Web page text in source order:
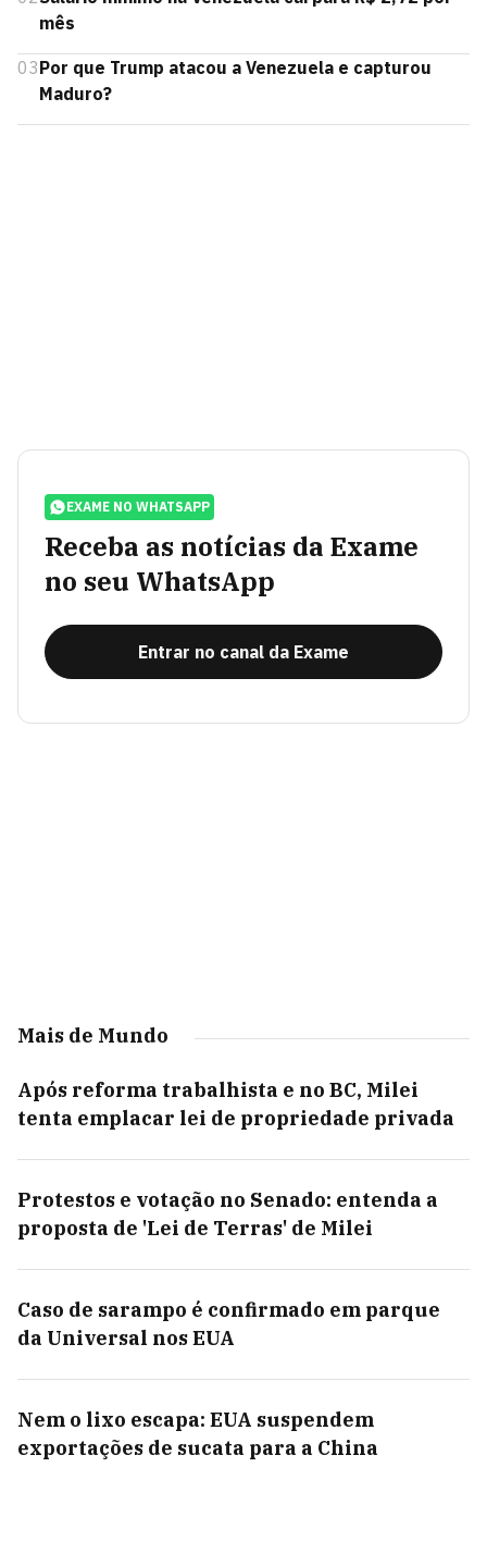
mês
03Por que Trump atacou a Venezuela e capturou
Maduro?
EXAME NO WHATSAPP
Receba as notícias da Exame
no seu WhatsApp
Entrar no canal da Exame
Mais de Mundo
Após reforma trabalhista e no BC, Milei
tenta emplacar lei de propriedade privada
Protestos e votação no Senado: entenda a
proposta de 'Lei de Terras' de Milei
Caso de sarampo é confirmado em parque
da Universal nos EUA
Nem o lixo escapa: EUA suspendem
exportações de sucata para a China